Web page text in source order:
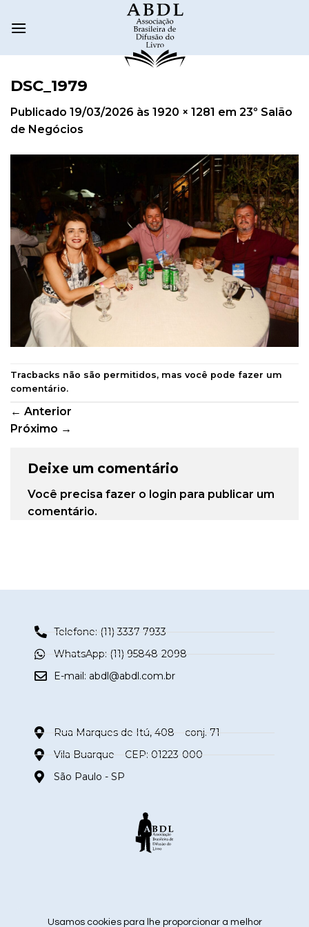
DSC_1979
Publicado 19/03/2026 às 1920 × 1281 em 23º Salão
de Negócios
Tracbacks não são permitidos, mas você pode fazer um
comentário.
← Anterior
Próximo →
Deixe um comentário
Você precisa fazer o login para publicar um
comentário.
Telefone: (11) 3337-7933
WhatsApp: (11) 95848-2098
E-mail: abdl@abdl.com.br
Rua Marques de Itú, 408 – conj. 71
Vila Buarque – CEP: 01223-000
São Paulo - SP
siga nas redes sociais
Usamos cookies para lhe proporcionar a melhor